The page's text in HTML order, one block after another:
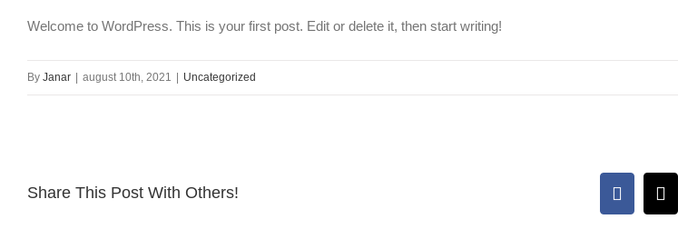
Welcome to WordPress. This is your first post. Edit or delete it, then start writing!
By Janar august 10th, 2021 Uncategorized
Share This Post With Others! Facebook
X